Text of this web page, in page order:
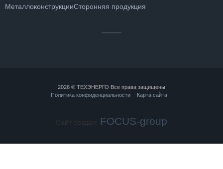
МеталлоконструкцииСторонняя продукция
2026 © ТЕХЭНЕРГО Все права защищены
Политика конфиденциальности
Карта сайта
FOCUS-group